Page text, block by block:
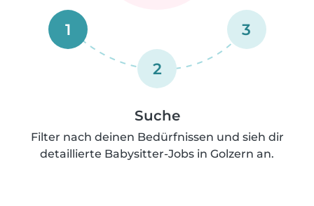
1
2
3
Suche
Filter nach deinen Bedürfnissen und sieh dir
detaillierte Babysitter-Jobs in Golzern an.